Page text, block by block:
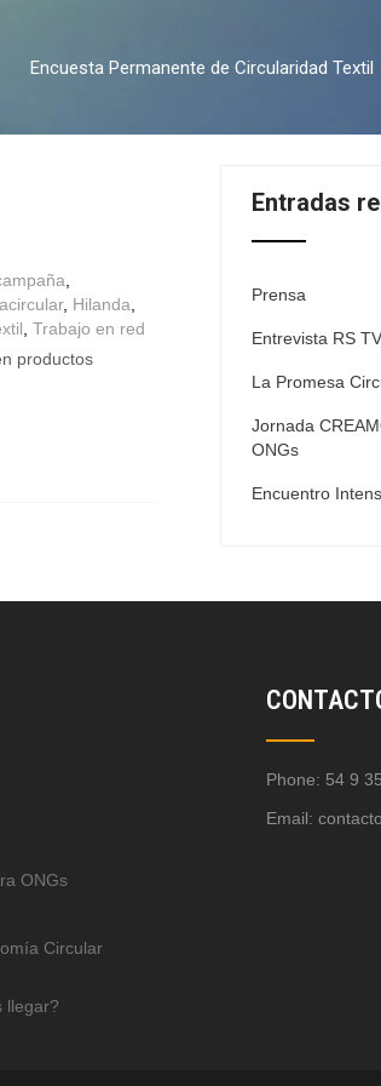
Encuesta Permanente de Circularidad Textil
, Hilanda
Trabajo en red
productos
Entradas
Prensa
Entrevista RS TV
La Promesa
Jornada
ONGs
Encuentro
ONGs
Circular
llegar?
Phone: 54 9
Email: